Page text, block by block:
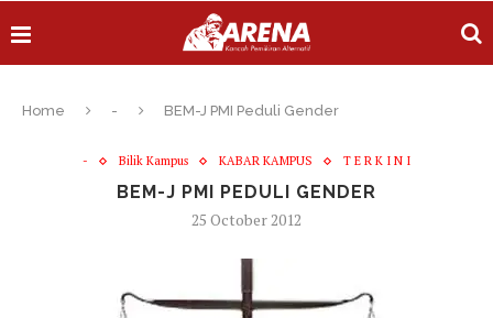
Home - BEM-J PMI Peduli Gender
- Bilik Kampus KABAR KAMPUS T E R K I N I
BEM-J PMI PEDULI GENDER
25 October 2012